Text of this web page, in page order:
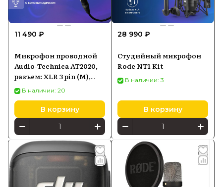
11 490 ₽
Микрофон проводной
Audio-Technica AT2020,
разъем: XLR 3 pin (M),
черный
В наличии: 20
В корзину
28 990 ₽
Студийный микрофон
Rode NT1 Kit
В наличии: 3
В корзину